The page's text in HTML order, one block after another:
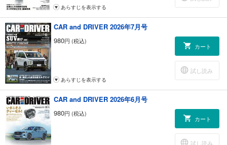
スズキ・ジムニー （乗って、走って、楽しいクルマ）
名車復刻版カタログ 1982年ホンダ・シティ・ターボ（E-AA型）
スポーツカーファイル「マクラーレン・アルトゥーラ」
価値あるクルマの物語「軽自動車初の栄冠、日産サクラ／三菱eKクロス
EV」／岡本幸一郎
WORLD CAR AWARDS 2023
新型 日産セレナ （新車解説）
フロントスクリーン「BEVが普通になる時代“いよいよだ”と感じました」
／安東弘樹
新型 レクサスRX （試乗記）
新型 ホンダZR-V （試乗記）
テクニカルイラスト構成 大内誠の作品集「精密透視図」2023カレンダー
CAR and DRIVER 公式オンラインストアのお知らせ
あらすじを表示する
CAR and DRIVER 2026年7月号
980円 (税込)
カート
試し読み
あらすじを表示する
CAR and DRIVER 2026年6月号
980円 (税込)
カート
試し読み